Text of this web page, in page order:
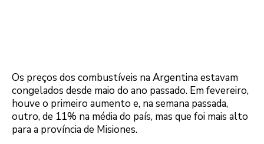
Os preços dos combustíveis na Argentina estavam
congelados desde maio do ano passado. Em fevereiro,
houve o primeiro aumento e, na semana passada,
outro, de 11% na média do país, mas que foi mais alto
para a província de Misiones.